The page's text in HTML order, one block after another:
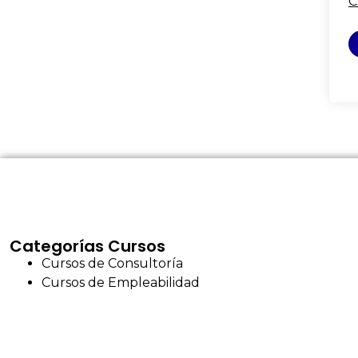
Categorías Cursos
Cursos de Consultoría
Cursos de Empleabilidad